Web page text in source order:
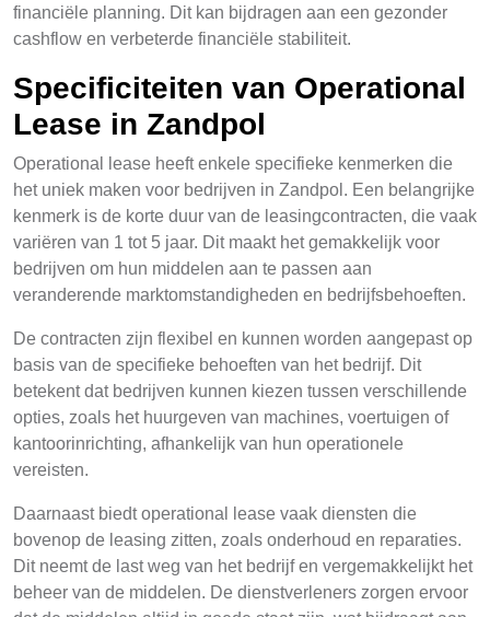
financiële planning. Dit kan bijdragen aan een gezonder
cashflow en verbeterde financiële stabiliteit.
Specificiteiten van Operational
Lease in Zandpol
Operational lease heeft enkele specifieke kenmerken die
het uniek maken voor bedrijven in Zandpol. Een belangrijke
kenmerk is de korte duur van de leasingcontracten, die vaak
variëren van 1 tot 5 jaar. Dit maakt het gemakkelijk voor
bedrijven om hun middelen aan te passen aan
veranderende marktomstandigheden en bedrijfsbehoeften.
De contracten zijn flexibel en kunnen worden aangepast op
basis van de specifieke behoeften van het bedrijf. Dit
betekent dat bedrijven kunnen kiezen tussen verschillende
opties, zoals het huurgeven van machines, voertuigen of
kantoorinrichting, afhankelijk van hun operationele
vereisten.
Daarnaast biedt operational lease vaak diensten die
bovenop de leasing zitten, zoals onderhoud en reparaties.
Dit neemt de last weg van het bedrijf en vergemakkelijkt het
beheer van de middelen. De dienstverleners zorgen ervoor